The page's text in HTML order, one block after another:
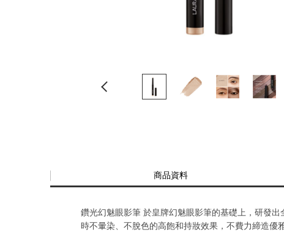
商品資料
鑽光幻魅眼影筆 於皇牌幻魅眼影筆的基礎上，研發
時不暈染、不脫色的高飽和持妝效果，不費力締造優